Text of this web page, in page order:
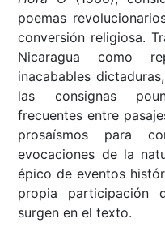
poemas
conversión religiosa.
Nicaragua como
inacabables
las consignas
frecuentes entre
prosaísmos para
evocaciones de la
épico de eventos
propia participación
surgen en el texto.